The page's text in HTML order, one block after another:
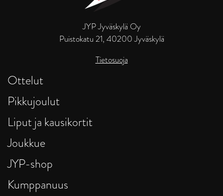
JYP Jyväskylä Oy
Puistokatu 21, 40200 Jyväskylä
Tietosuoja
Ottelut
Pikkujoulut
Liput ja kausikortit
Joukkue
JYP-shop
Kumppanuus